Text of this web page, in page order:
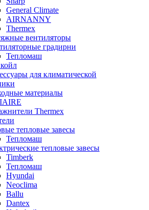
General Climate
AIRNANNY
Thermex
вентиляторы
градирни
Тепломаш
для климатической
материалы
Thermex
тепловые завесы
Тепломаш
тепловые завесы
Timberk
Тепломаш
Hyundai
Neoclima
Ballu
Dantex